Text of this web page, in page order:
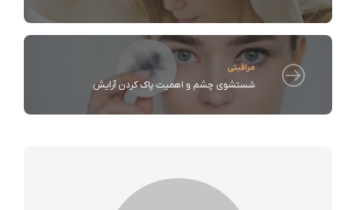
مراقبتی
شستشوی چشم و اهمیت پاک کردن آرایش